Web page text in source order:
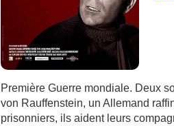
Première Guerre mondiale. Deux
von Rauffenstein, un Allemand
prisonniers, ils aident leurs